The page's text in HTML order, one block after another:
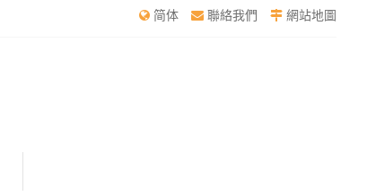
简体 聯絡我們 網站地圖